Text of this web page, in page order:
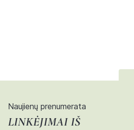
Naujienų prenumerata
LINKĖJIMAI IŠ